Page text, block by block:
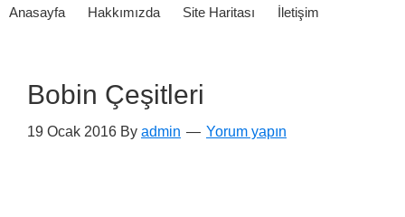
Anasayfa Hakkımızda Site Haritası İletişim
Bobin Çeşitleri
19 Ocak 2016 By admin Yorum yapın